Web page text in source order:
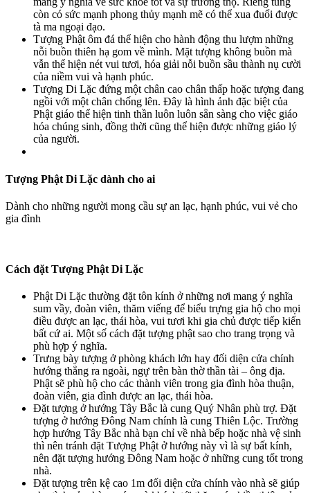
còn có sức mạnh phong thủy mạnh mẽ có thể xua đuổi được
tà ma ngoại đạo.
Tượng Phật ôm đá thể hiện cho hành động thu lượm những
nỗi buồn thiên hạ gom về mình. Mặt tượng không buồn mà
vẫn thể hiện nét vui tươi, hóa giải nỗi buồn sầu thành nụ cười
của niềm vui và hạnh phúc.
Tượng Di Lặc đứng một chân cao chân thấp hoặc tượng đang
ngồi với một chân chống lên. Đây là hình ảnh đặc biệt của
Phật giáo thể hiện tinh thần luôn luôn sẵn sàng cho việc giáo
hóa chúng sinh, đồng thời cũng thể hiện được những giáo lý
của người.
Tượng Phật Di Lặc dành cho ai
Dành cho những người mong cầu sự an lạc, hạnh phúc, vui vẻ cho
gia đình
Cách đặt Tượng Phật Di Lặc
Phật Di Lặc thường đặt tôn kính ở những nơi mang ý nghĩa
sum vầy, đoàn viên, thăm viếng để biểu trựng gia hộ cho mọi
điều được an lạc, thái hòa, vui tươi khi gia chủ được tiếp kiến
bất cứ ai. Một số cách đặt tượng phật sao cho trang trọng và
phù hợp ý nghĩa.
Trưng bày tượng ở phòng khách lớn hay đối diện cửa chính
hướng thẳng ra ngoài, ngự trên bàn thờ thần tài – ông địa.
Phật sẽ phù hộ cho các thành viên trong gia đình hòa thuận,
đoàn viên, gia đình được an lạc, thái hòa.
Đặt tượng ở hướng Tây Bắc là cung Quý Nhân phù trợ. Đặt
tượng ở hướng Đông Nam chính là cung Thiên Lộc. Trường
hợp hướng Tây Bắc nhà bạn chỉ về nhà bếp hoặc nhà vệ sinh
thì nên tránh đặt Tượng Phật ở hướng này vì là sự bất kính,
nên đặt tượng hướng Đông Nam hoặc ở những cung tốt trong
nhà.
Đặt tượng trên kệ cao 1m đối diện cửa chính vào nhà sẽ giúp